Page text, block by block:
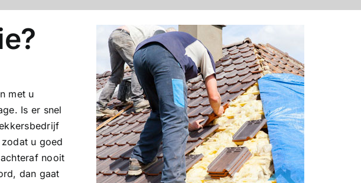
met u
Is er snel
u goed
nooit
dan gaat